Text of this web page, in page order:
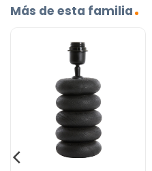
Más de esta familia